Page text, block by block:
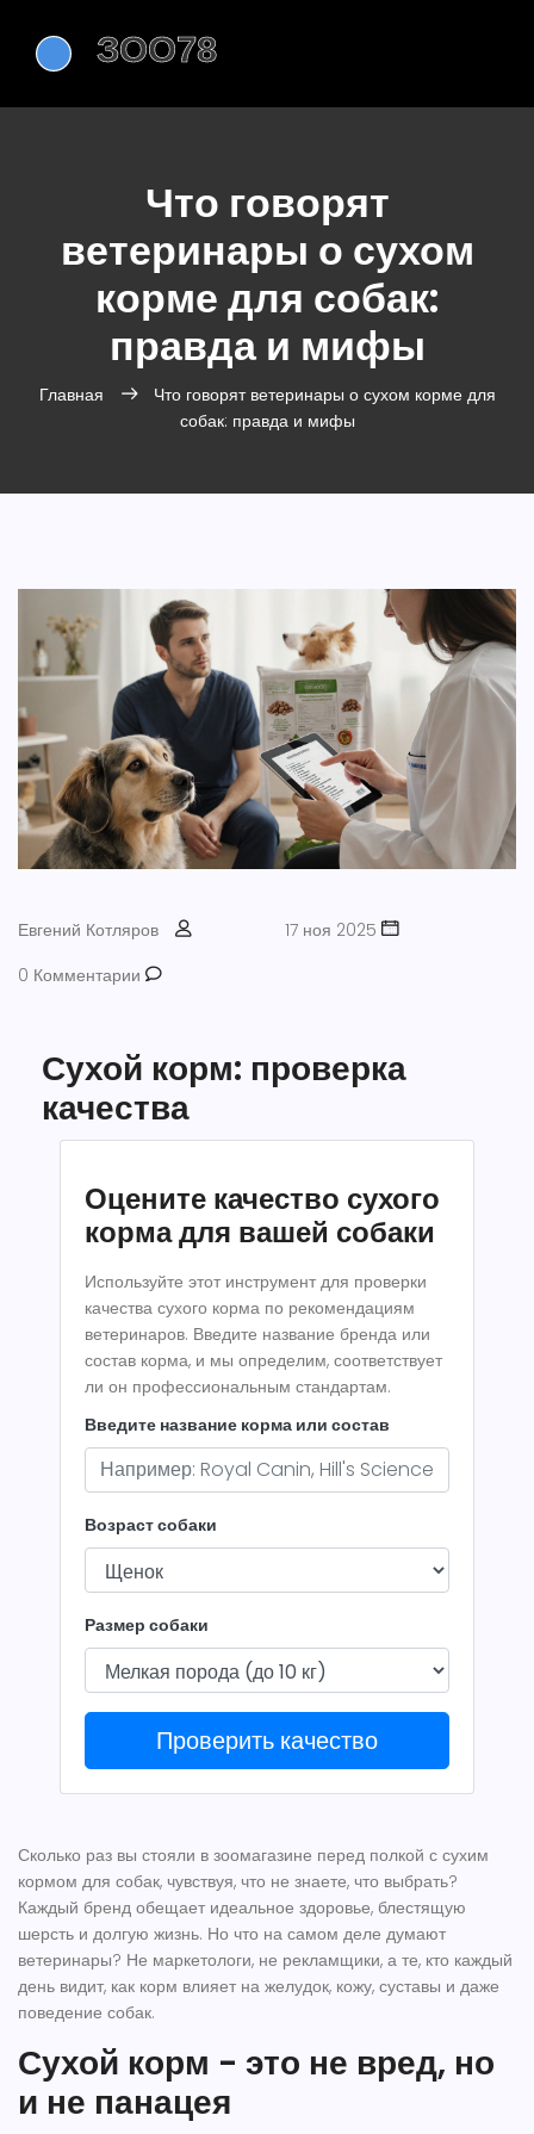
Что говорят
ветеринары о сухом
корме для собак:
правда и мифы
Главная
Что говорят ветеринары о сухом корме для
собак: правда и мифы
Евгений Котляров
17 ноя 2025
0 Комментарии
Сухой корм: проверка
качества
Оцените качество сухого
корма для вашей собаки
Используйте этот инструмент для проверки
качества сухого корма по рекомендациям
ветеринаров. Введите название бренда или
состав корма, и мы определим, соответствует
ли он профессиональным стандартам.
Введите название корма или состав
Возраст собаки
Размер собаки
Проверить качество
Сколько раз вы стояли в зоомагазине перед полкой с сухим
кормом для собак, чувствуя, что не знаете, что выбрать?
Каждый бренд обещает идеальное здоровье, блестящую
шерсть и долгую жизнь. Но что на самом деле думают
ветеринары? Не маркетологи, не рекламщики, а те, кто каждый
день видит, как корм влияет на желудок, кожу, суставы и даже
поведение собак.
Сухой корм - это не вред, но
и не панацея